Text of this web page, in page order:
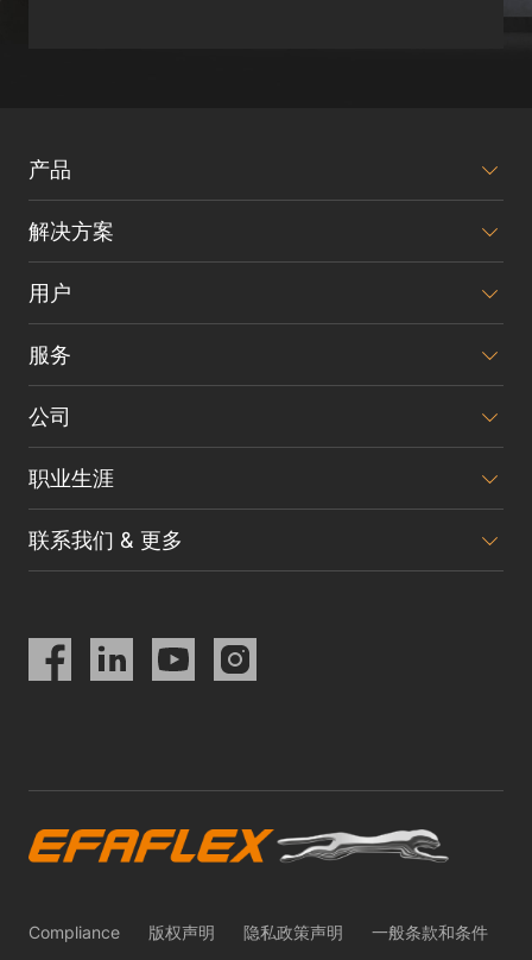
产品
解决方案
用户
服务
公司
职业生涯
联系我们 & 更多
Compliance 版权声明 隐私政策声明 一般条款和条件